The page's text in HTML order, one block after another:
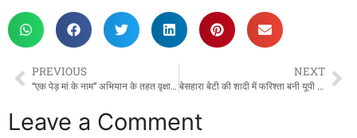
c
e
b
o
o
st
o
d
o
n
ai
l
ar
e
PREVIOUS
“एक पेड़ मां के नाम” अभियान के तहत वृक्षारोपण कर पर्यावरण संरक्षण का संदेश
NEXT
बेसहारा बेटी की शादी में फरिश्ता बनी यूपी पुलिस, गोंडा में निभाया घरातियों का फर्ज SP GONDA
Leave a Comment